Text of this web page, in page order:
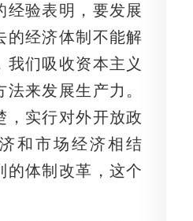
经验表明，要发展
的经济体制不能解
我们吸收资本主义
来发展生产力。
，实行对外开放政
和市场经济相结
的体制改革，这个